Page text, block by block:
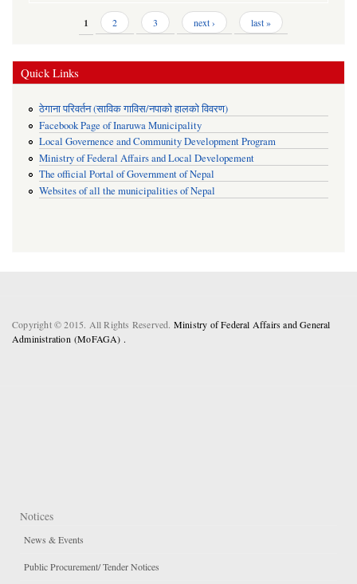
1 2 3 next › last »
Quick Links
ठेगाना परिवर्तन (साविक गाविस/नपाको हालको विवरण)
Facebook Page of Inaruwa Municipality
Local Governence and Community Development Program
Ministry of Federal Affairs and Local Developement
The official Portal of Government of Nepal
Websites of all the municipalities of Nepal
Copyright © 2015. All Rights Reserved. Ministry of Federal Affairs and General
Administration (MoFAGA) .
Notices
News & Events
Public Procurement/ Tender Notices